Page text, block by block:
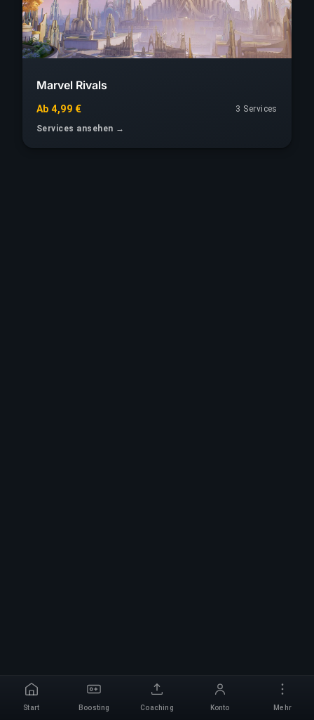
Marvel Rivals
Ab 4,99 €
3 Services
Services ansehen →
Start Boosting Coaching Konto Mehr